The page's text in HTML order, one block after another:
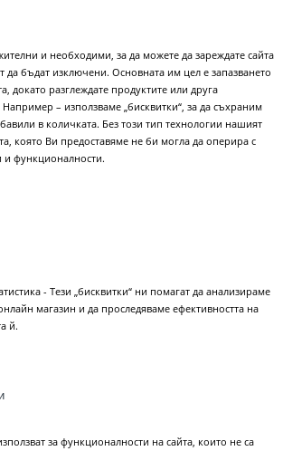
и необходими, за да можете да зареждате сайта
бъдат изключени. Основната им цел е запазването
докато разглеждате продуктите или друга
– използваме „бисквитки“, за да съхраним
в количката. Без този тип технологии нашият
която Ви предоставяме не би могла да оперира с
и функционалности.
- Тези „бисквитки“ ни помагат да анализираме
магазин и да проследяваме ефективността на
й.
за функционалности на сайта, които не са